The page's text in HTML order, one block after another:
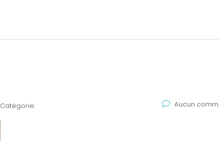
Catégorie: Aucun